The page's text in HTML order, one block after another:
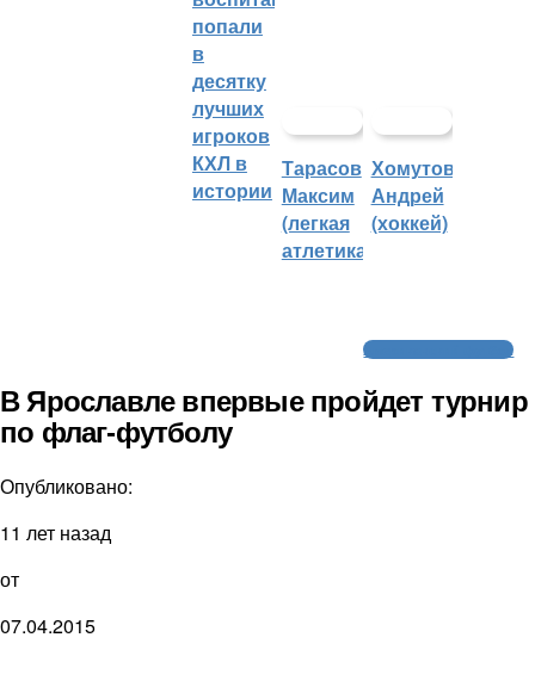
попали
в
десятку
лучших
игроков
КХЛ в
истории
Тарасов
Максим
(легкая
атлетика)
Хомутов
Андрей
(хоккей)
Американский футбол
В Ярославле впервые пройдет турнир
по флаг-футболу
Опубликовано:
11 лет назад
от
07.04.2015